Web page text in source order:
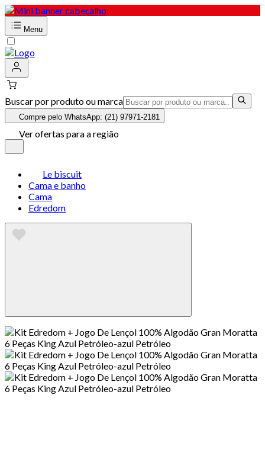
Menu
Buscar por produto ou marca
Compre pelo WhatsApp: (21) 97971-2181
Ver ofertas para a região
Le biscuit
Cama e banho
Cama
Edredom